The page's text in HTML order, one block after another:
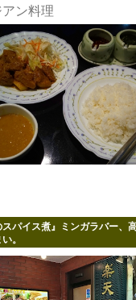
ン料理
スパイス煮』ミンガラバー、
。